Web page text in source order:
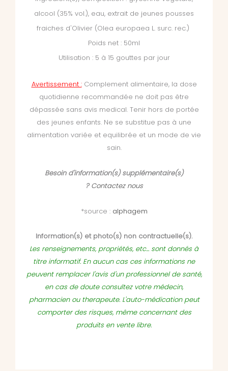
alcool (35% vol.), eau, extrait de jeunes pousses
fraiches d'Olivier (Olea europaea L. surc. rec.)
Poids net : 50ml
Utilisation : 5 à 15 gouttes par jour
Avertissement :Complement alimentaire, la dose
quotidienne recommandée ne doit pas être
dépassée sans avis medical. Tenir hors de portée
des jeunes enfants. Ne se substitue pas à une
alimentation variée et equilibrée et un mode de vie
sain.
Besoin d'information(s) supplémentaire(s)
?Contactez nous
*source : alphagem
Information(s) et photo(s) non contractuelle(s).
Les renseignements, propriétés, etc... sont donnés à
titre informatif. En aucun cas ces informations ne
peuvent remplacer l'avis d'un professionnel de santé,
en cas de doute consultez votre médecin,
pharmacien ou therapeute. L'auto-médication peut
comporter des risques, même concernant des
produits en vente libre.